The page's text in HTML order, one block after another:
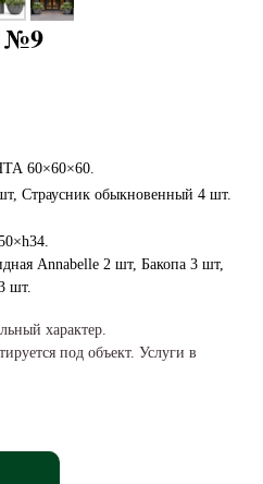
№9
60×60×60.
Страусник обыкновенный 4 шт.
Annabelle 2 шт, Бакопа 3 шт,
шт.
характер.
под объект. Услуги в